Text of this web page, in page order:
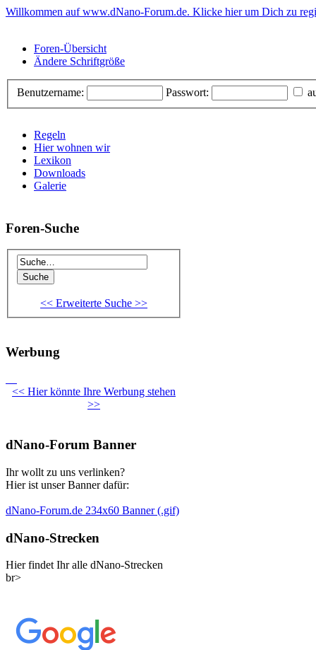
Willkommen auf www.dNano-Forum.de. Klicke hier um Dich zu
Foren-Übersicht
Ändere Schriftgröße
Benutzername: Passwort:
Regeln
Hier wohnen wir
Lexikon
Downloads
Galerie
Foren-Suche
<< Erweiterte Suche >>
Werbung
<< Hier könnte Ihre Werbung stehen
>>
dNano-Forum Banner
Ihr wollt zu uns verlinken?
Hier ist unser Banner dafür:
dNano-Forum.de 234x60 Banner (.gif)
dNano-Strecken
Hier findet Ihr alle dNano-Strecken
br>